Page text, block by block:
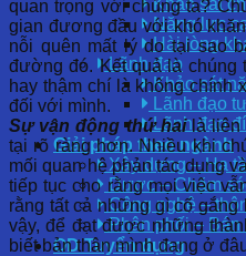
Khảo sát
Năng lực
Hài lòng
Lãnh đạo
Khảo sát
Lãnh đạo
Lãnh đạo
Giải pháp theo ngành
Xây dựng – Hạ
Dược – Chăm
Công nghệ –
Phân phối – Bán
OD Tuyển dụng
quan trọng với chúng ta?
gian đương đầu với khó
nỗi quên mất lý do tại sao
đường đó. Kết quả là chúng
hay thậm chí là không chính
đối với mình.
Sự vận động thứ hailà liên
tại rõ ràng hơn. Nhiều khi
mối quan hệ phản tác dụng
tiếp tục cho rằng mọi việc
rằng tất cả những gì cố gắng
vậy, để đạt được những
biết bản thân mình đang ở